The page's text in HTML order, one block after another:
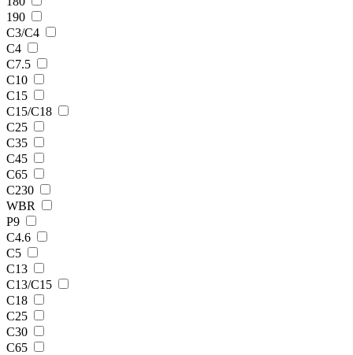
190
C3/C4
C4
C7.5
C10
C15
C15/С18
C25
C35
C45
C65
C230
WBR
Р9
С4.6
С5
С13
С13/С15
С18
С25
С30
С65